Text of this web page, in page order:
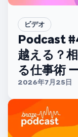
ビデオ
Podcast
越える？
る仕事術
ーム 山中
2026年7月25日